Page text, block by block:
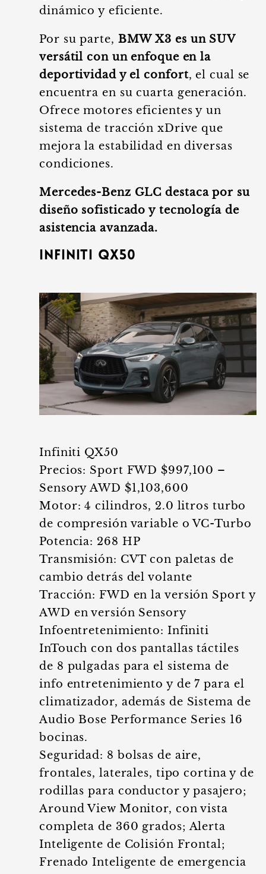
dinámico y eficiente.
Por su parte, BMW X3 es un SUV
versátil con un enfoque en la
deportividad y el confort, el cual se
encuentra en su cuarta generación.
Ofrece motores eficientes y un
sistema de tracción xDrive que
mejora la estabilidad en diversas
condiciones.
Mercedes-Benz GLC destaca por su
diseño sofisticado y tecnología de
asistencia avanzada.
Infiniti QX50
Infiniti QX50
Precios: Sport FWD $997,100 –
Sensory AWD $1,103,600
Motor: 4 cilindros, 2.0 litros turbo
de compresión variable o VC-Turbo
Potencia: 268 HP
Transmisión: CVT con paletas de
cambio detrás del volante
Tracción: FWD en la versión Sport y
AWD en versión Sensory
Infoentretenimiento: Infiniti
InTouch con dos pantallas táctiles
de 8 pulgadas para el sistema de
info entretenimiento y de 7 para el
climatizador, además de Sistema de
Audio Bose Performance Series 16
bocinas.
Seguridad: 8 bolsas de aire,
frontales, laterales, tipo cortina y de
rodillas para conductor y pasajero;
Around View Monitor, con vista
completa de 360 grados; Alerta
Inteligente de Colisión Frontal;
Frenado Inteligente de emergencia